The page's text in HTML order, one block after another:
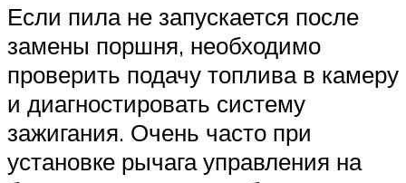
Если пила не запускается после
замены поршня, необходимо
проверить подачу топлива в камеру
и диагностировать систему
зажигания. Очень часто при
установке рычага управления на